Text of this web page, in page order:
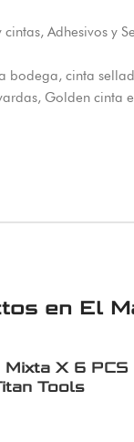
cintas, Adhesivos y
bodega, cinta
, Golden cinta
en El
Mixta X 6
Tools